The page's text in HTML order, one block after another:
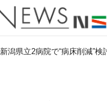
潟県立2病院で“病床削減”検